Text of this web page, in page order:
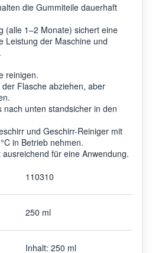
die Gummiteile dauerhaft
(alle 1–2 Monate) sichert eine
Leistung der Maschine und
reinigen.
Flasche abziehen, aber
nach unten standsicher in den
und Geschirr-Reiniger mit
in Betrieb nehmen.
für eine Anwendung.
110310
250 ml
Inhalt: 250 ml